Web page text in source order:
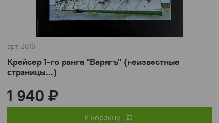
арт. 2816
Крейсер 1-го ранга "Варягъ" (неизвестные
страницы...)
1 940 ₽
В корзину